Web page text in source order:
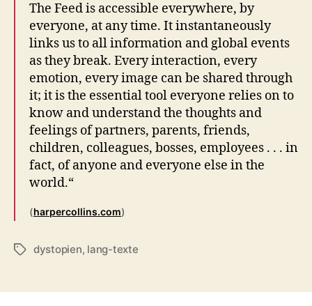
The Feed is accessible everywhere, by
everyone, at any time. It instantaneously
links us to all information and global events
as they break. Every interaction, every
emotion, every image can be shared through
it; it is the essential tool everyone relies on to
know and understand the thoughts and
feelings of partners, parents, friends,
children, colleagues, bosses, employees . . . in
fact, of anyone and everyone else in the
world.“
(harpercollins.com)
Schlagwörter
dystopien, lang-texte